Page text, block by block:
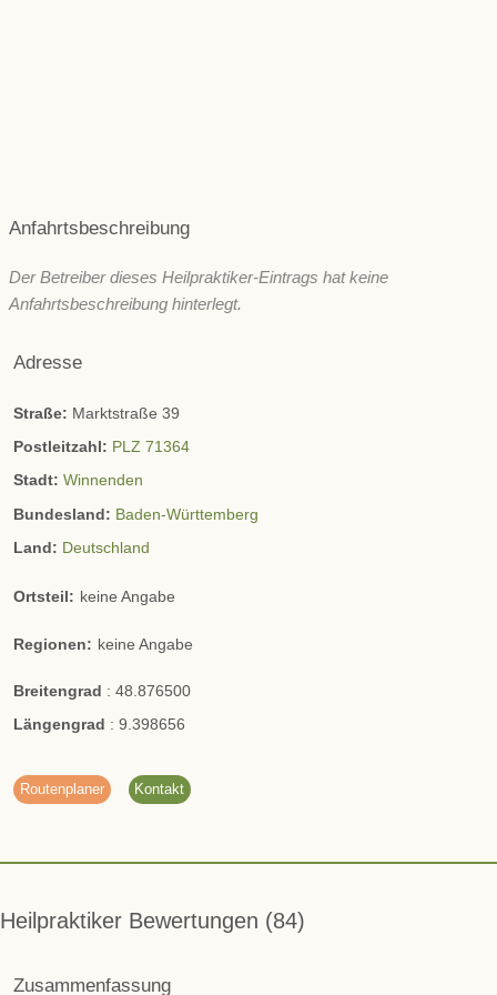
Anfahrtsbeschreibung
Der Betreiber dieses Heilpraktiker-Eintrags hat keine
Anfahrtsbeschreibung hinterlegt.
Adresse
Straße: Marktstraße 39
Postleitzahl: PLZ 71364
Stadt: Winnenden
Bundesland: Baden-Württemberg
Land: Deutschland
Ortsteil: keine Angabe
Regionen: keine Angabe
Breitengrad : 48.876500
Längengrad : 9.398656
Routenplaner Kontakt
Heilpraktiker Bewertungen 84
Zusammenfassung